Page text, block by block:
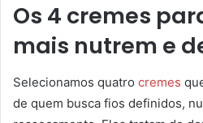
Os 4 cremes
mais nutrem e
Selecionamos quatro cremes
de quem busca fios definidos,